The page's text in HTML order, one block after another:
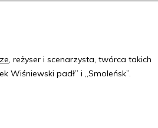
, reżyser i scenarzysta, twórca takich
Wiśniewski padł” i „Smoleńsk”.